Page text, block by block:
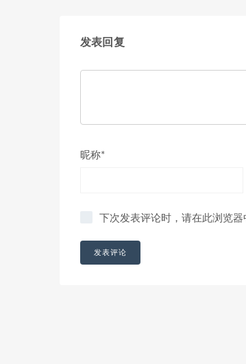
发表回复
昵称*
下次发表评论时，请在此浏览